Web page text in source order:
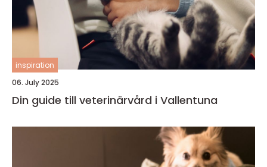
inspiration
06. July 2025
Din guide till veterinärvård i Vallentuna